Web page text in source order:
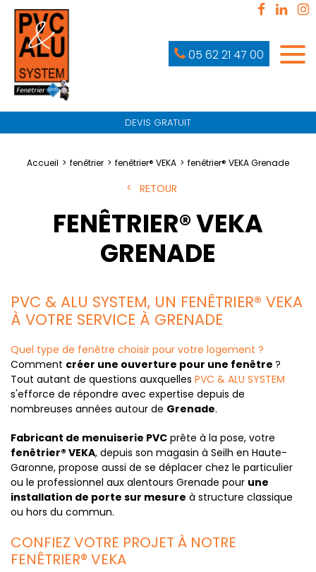
05 62 21 47 00
DEVIS GRATUIT
Accueil fenêtrier fenêtrier® VEKA fenêtrier® VEKA Grenade
RETOUR
FENÊTRIER® VEKA
GRENADE
PVC & ALU SYSTEM, UN FENÊTRIER® VEKA
À VOTRE SERVICE À GRENADE
Quel type de fenêtre choisir pour votre logement ?
Comment créer une ouverture pour une fenêtre ?
Tout autant de questions auxquelles PVC & ALU SYSTEM
s'efforce de répondre avec expertise depuis de
nombreuses années autour de Grenade.
Fabricant de menuiserie PVC prête à la pose, votre
fenêtrier® VEKA, depuis son magasin à Seilh en Haute-
Garonne, propose aussi de se déplacer chez le particulier
ou le professionnel aux alentours Grenade pour une
installation de porte sur mesure à structure classique
ou hors du commun.
CONFIEZ VOTRE PROJET À NOTRE
FENÊTRIER® VEKA